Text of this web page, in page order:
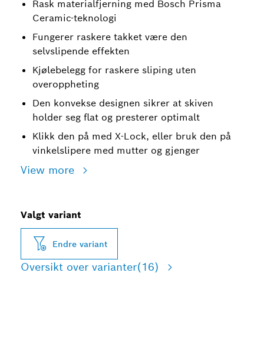
Rask materialfjerning med Bosch Prisma
Ceramic-teknologi
Fungerer raskere takket være den
selvslipende effekten
Kjølebelegg for raskere sliping uten
overoppheting
Den konvekse designen sikrer at skiven
holder seg flat og presterer optimalt
Klikk den på med X-Lock, eller bruk den på
vinkelslipere med mutter og gjenger
View more
Valgt variant
Endre variant
Oversikt over varianter(16)